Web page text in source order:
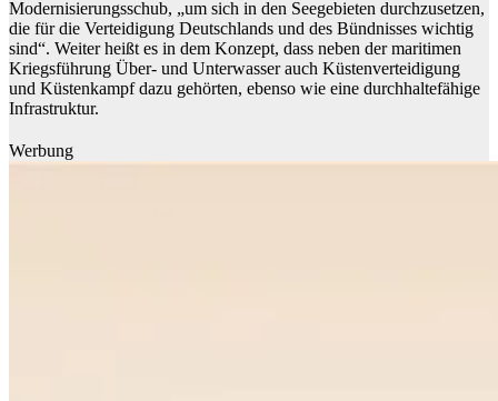
Modernisierungsschub, „um sich in den Seegebieten durchzusetzen,
die für die Verteidigung Deutschlands und des Bündnisses wichtig
sind“. Weiter heißt es in dem Konzept, dass neben der maritimen
Kriegsführung Über- und Unterwasser auch Küstenverteidigung
und Küstenkampf dazu gehörten, ebenso wie eine durchhaltefähige
Infrastruktur.
Werbung